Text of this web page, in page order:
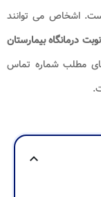
اشخاص می توانند
نوبت درمانگاه بیمارستان
مطلب شماره تماس
expand_more